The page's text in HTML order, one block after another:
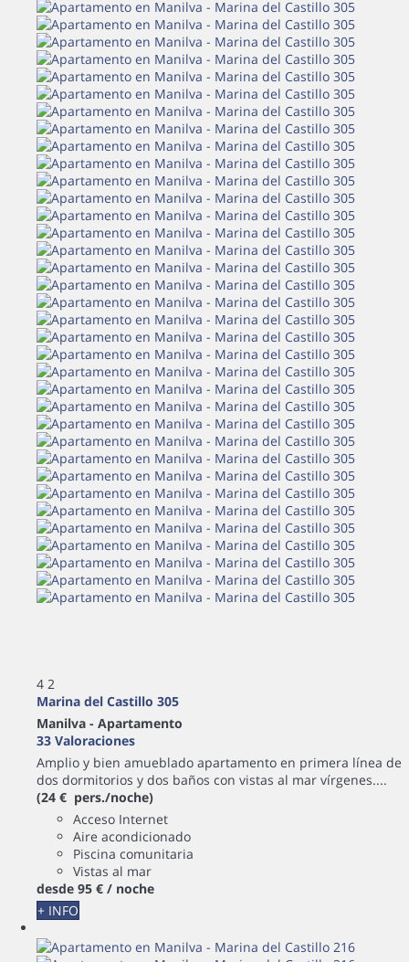
4 2
Marina del Castillo 305
Manilva - Apartamento
33 Valoraciones
Amplio y bien amueblado apartamento en primera línea de
dos dormitorios y dos baños con vistas al mar vírgenes....
(24 € pers./noche)
Acceso Internet
Aire acondicionado
Piscina comunitaria
Vistas al mar
desde 95 € / noche
+ INFO